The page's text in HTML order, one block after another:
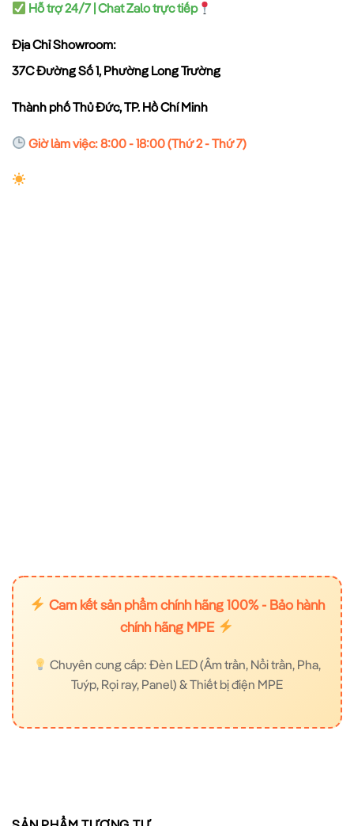
Hỗ trợ 24/7 | Chat Zalo trực tiếp
Địa Chỉ Showroom:
37C Đường Số 1, Phường Long Trường
Thành phố Thủ Đức, TP. Hồ Chí Minh
Giờ làm việc: 8:00 - 18:00 (Thứ 2 - Thứ 7)
Cam kết sản phẩm chính hãng 100% - Bảo hành
chính hãng MPE
Chuyên cung cấp: Đèn LED (Âm trần, Nổi trần, Pha,
Tuýp, Rọi ray, Panel) & Thiết bị điện MPE